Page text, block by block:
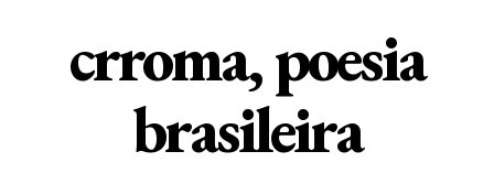
crroma, poesia
brasileira